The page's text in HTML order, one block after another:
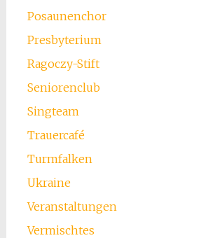
Posaunenchor
Presbyterium
Ragoczy-Stift
Seniorenclub
Singteam
Trauercafé
Turmfalken
Ukraine
Veranstaltungen
Vermischtes